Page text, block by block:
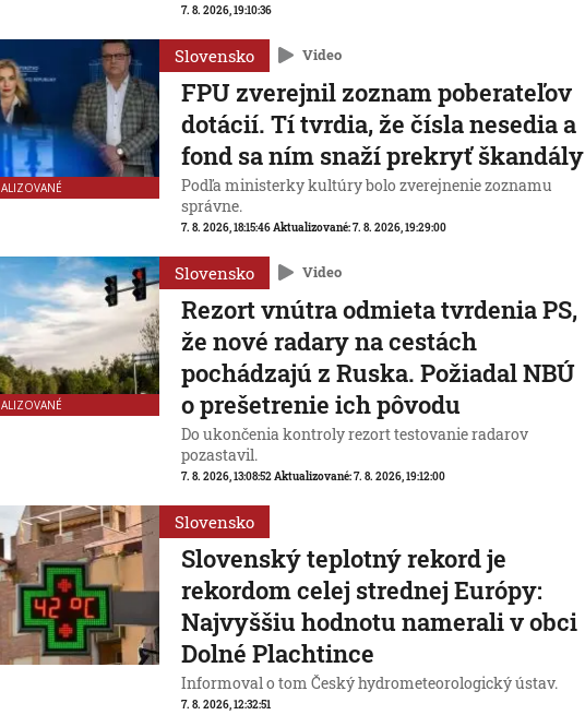
7. 8. 2026, 19:10:36
Slovensko Video
FPU zverejnil zoznam poberateľov
dotácií. Tí tvrdia, že čísla nesedia a
fond sa ním snaží prekryť škandály
Podľa ministerky kultúry bolo zverejnenie zoznamu
správne.
7. 8. 2026, 18:15:46Aktualizované:7. 8. 2026, 19:29:00
Slovensko Video
Rezort vnútra odmieta tvrdenia PS,
že nové radary na cestách
pochádzajú z Ruska. Požiadal NBÚ
o prešetrenie ich pôvodu
Do ukončenia kontroly rezort testovanie radarov
pozastavil.
7. 8. 2026, 13:08:52Aktualizované:7. 8. 2026, 19:12:00
Slovensko
Slovenský teplotný rekord je
rekordom celej strednej Európy:
Najvyššiu hodnotu namerali v obci
Dolné Plachtince
Informoval o tom Český hydrometeorologický ústav.
7. 8. 2026, 12:32:51